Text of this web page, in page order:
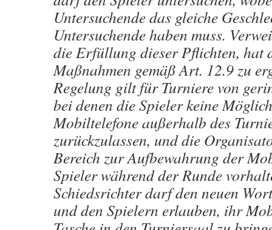
Untersuchende das gleiche
Untersuchende haben muss.
die Erfüllung dieser Pflichten, hat
Maßnahmen gemäß Art. 12.9 zu
Regelung gilt für Turniere von
bei denen die Spieler keine
Mobiltelefone außerhalb des
zurückzulassen, und die
Bereich zur Aufbewahrung der
Spieler während der Runde
Schiedsrichter darf den neuen
und den Spielern erlauben, ihr